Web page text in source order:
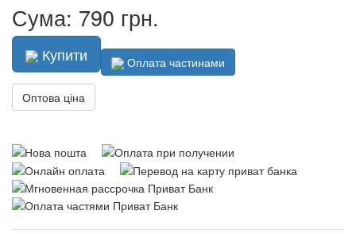
Сума: 790 грн.
Купити Оплата частинами
Оптова ціна